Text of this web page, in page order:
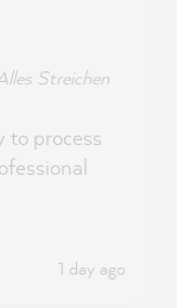
Streichen
to process
1 day ago